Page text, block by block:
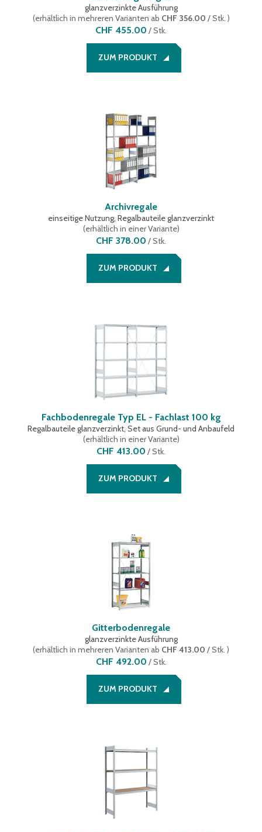
glanzverzinkte Ausführung
(erhältlich in mehreren Varianten ab CHF 356.00 / Stk. )
CHF 455.00 /Stk.
ZUM PRODUKT
Archivregale
einseitige Nutzung, Regalbauteile glanzverzinkt
(erhältlich in einer Variante)
CHF 378.00 /Stk.
ZUM PRODUKT
Fachbodenregale Typ EL - Fachlast 100 kg
Regalbauteile glanzverzinkt, Set aus Grund- und Anbaufeld
(erhältlich in einer Variante)
CHF 413.00 /Stk.
ZUM PRODUKT
Gitterbodenregale
glanzverzinkte Ausführung
(erhältlich in mehreren Varianten ab CHF 413.00 / Stk. )
CHF 492.00 /Stk.
ZUM PRODUKT